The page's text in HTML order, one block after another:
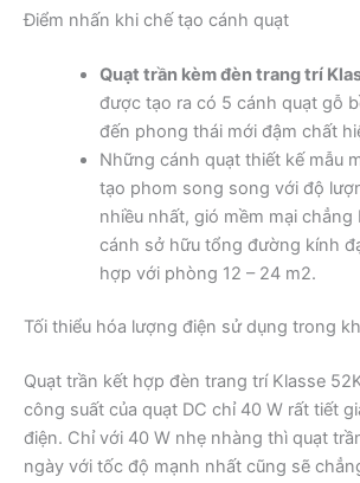
Điểm nhấn khi chế tạo cánh quạt
Quạt trần kèm đèn trang trí
được tạo ra có 5 cánh quạt gỗ
đến phong thái mới đậm chất
Những cánh quạt thiết kế mẫu
tạo phom song song với độ
nhiều nhất, gió mềm mại chẳng
cánh sở hữu tổng đường kính
hợp với phòng 12 – 24 m2.
Tối thiểu hóa lượng điện sử dụng trong
Quạt trần kết hợp đèn trang trí Klasse
công suất của quạt DC chỉ 40 W rất tiết
điện. Chỉ với 40 W nhẹ nhàng thì quạt
ngày với tốc độ mạnh nhất cũng sẽ